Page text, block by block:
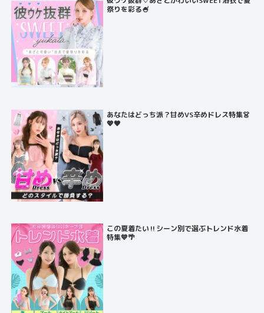
祭りを彩る🍧
あなたはどっち派？甘めVS辛めドレス特集👗
💖🖤
この夏着たい‼️シーン別で選ぶトレンド水着
特集💙🌴